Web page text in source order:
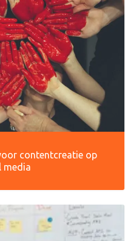
contentcreatie op
media